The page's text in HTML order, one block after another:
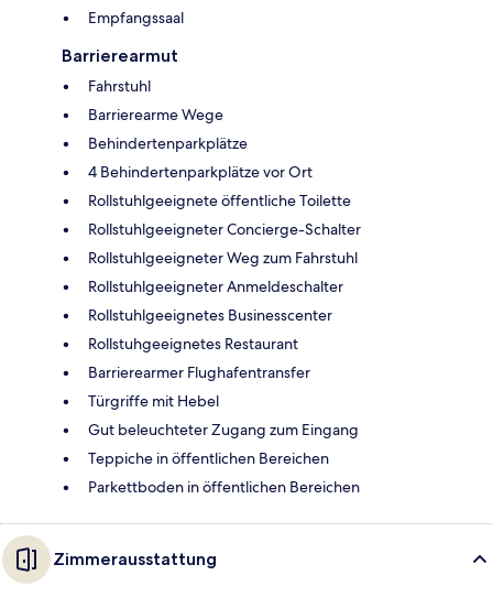
Empfangssaal
Barrierearmut
Fahrstuhl
Barrierearme Wege
Behindertenparkplätze
4 Behindertenparkplätze vor Ort
Rollstuhlgeeignete öffentliche Toilette
Rollstuhlgeeigneter Concierge-Schalter
Rollstuhlgeeigneter Weg zum Fahrstuhl
Rollstuhlgeeigneter Anmeldeschalter
Rollstuhlgeeignetes Businesscenter
Rollstuhgeeignetes Restaurant
Barrierearmer Flughafentransfer
Türgriffe mit Hebel
Gut beleuchteter Zugang zum Eingang
Teppiche in öffentlichen Bereichen
Parkettboden in öffentlichen Bereichen
Zimmerausstattung